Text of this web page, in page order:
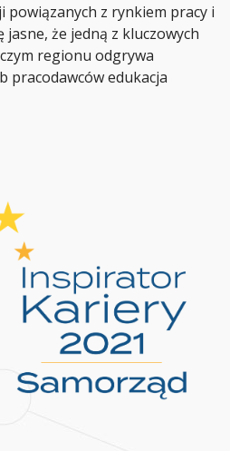
powiązanych z rynkiem pracy i
jasne, że jedną z kluczowych
regionu odgrywa
pracodawców edukacja